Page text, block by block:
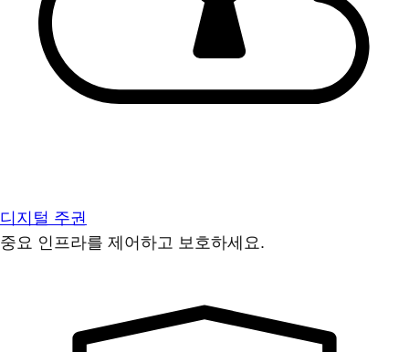
디지털 주권
중요 인프라를 제어하고 보호하세요.